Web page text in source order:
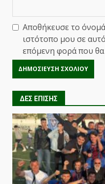
Αποθήκευσε το
ιστότοπο μου σε
επόμενη φορά που
ΔΕΣ ΕΠΙΣΗΣ